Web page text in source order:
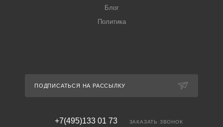
Блог
Политика
ПОДПИСАТЬСЯ НА РАССЫЛКУ
+7(495)133 01 73 ЗАКАЗАТЬ ЗВОНОК